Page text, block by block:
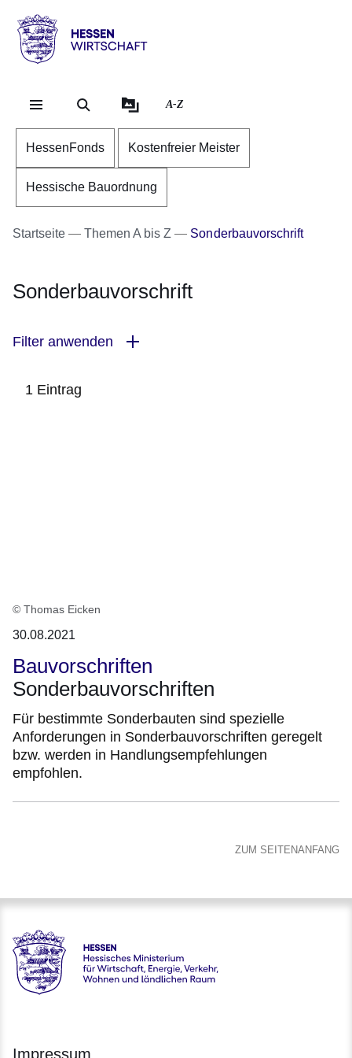
Hessen
Wirtschaft
A-Z
HessenFonds Kostenfreier Meister
Hessische Bauordnung
Startseite Themen A bis Z Sonderbauvorschrift
Sonderbauvorschrift
Filter anwenden
1 Eintrag
© Thomas Eicken
30.08.2021
Bauvorschriften
Sonderbauvorschriften
Für bestimmte Sonderbauten sind spezielle
Anforderungen in Sonderbauvorschriften geregelt
bzw. werden in Handlungsempfehlungen
empfohlen.
ZUM SEITENANFANG
Hessen - Hessisches Ministerium für Wirtschaft, Energie,
Impressum